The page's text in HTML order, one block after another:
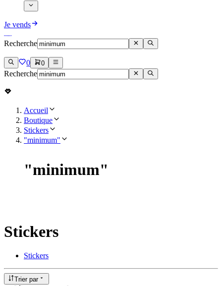
Je vends
Recherche
0 0
Recherche
Accueil
Boutique
Stickers
"minimum"
"minimum"
Stickers
Stickers
Trier par